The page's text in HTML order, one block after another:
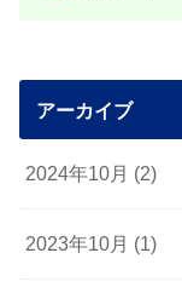
アーカイブ
2024年10月 (2)
2023年10月 (1)